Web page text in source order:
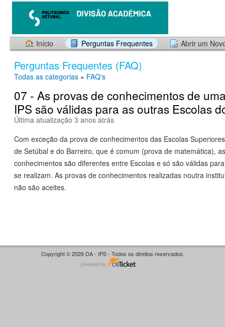
Início Perguntas Frequentes Abrir um
Perguntas Frequentes (FAQ)
Todas as categorias » FAQ's
07 - As provas de conhecimentos de
IPS são válidas para as outras Escolas
Última atualização 3 anos atrás
Com exceção da prova de conhecimentos das Escolas
de Setúbal e do Barreiro, que é comum (prova de matemática),
conhecimentos são diferentes entre Escolas e só são válidas
se realizam. As provas de conhecimentos realizadas noutra
não são aceites.
Copyright © 2026 DA - IPS - Todos os direitos reservados.